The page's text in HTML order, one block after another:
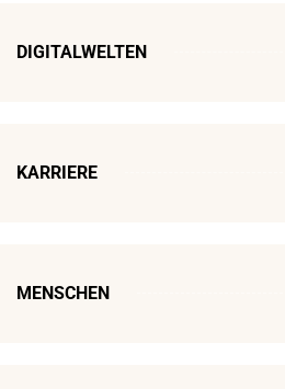
DIGITALWELTEN
KARRIERE
MENSCHEN